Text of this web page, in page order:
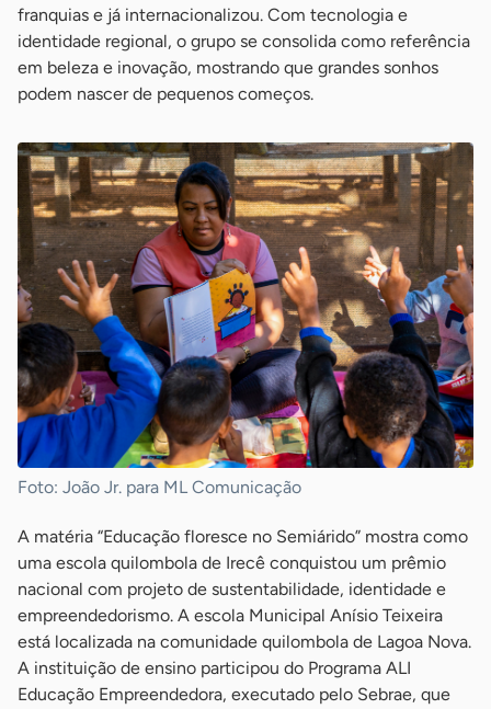
franquias e já internacionalizou. Com tecnologia e
identidade regional, o grupo se consolida como referência
em beleza e inovação, mostrando que grandes sonhos
podem nascer de pequenos começos.
Foto: João Jr. para ML Comunicação
A matéria “Educação floresce no Semiárido” mostra como
uma escola quilombola de Irecê conquistou um prêmio
nacional com projeto de sustentabilidade, identidade e
empreendedorismo. A escola Municipal Anísio Teixeira
está localizada na comunidade quilombola de Lagoa Nova.
A instituição de ensino participou do Programa ALI
Educação Empreendedora, executado pelo Sebrae, que